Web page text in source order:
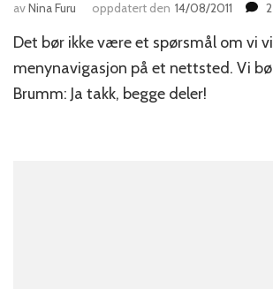
avNina Furu oppdatert den 14/08/2011
Det bør ikke være et spørsmål om vi
menynavigasjon på et nettsted. Vi
Brumm: Ja takk, begge deler!